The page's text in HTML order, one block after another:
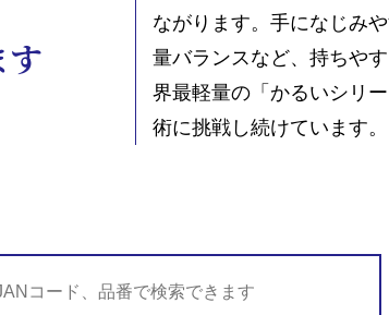
ながります。手になじみ
量バランスなど、持ちや
界最軽量の「かるいシリ
術に挑戦し続けています。